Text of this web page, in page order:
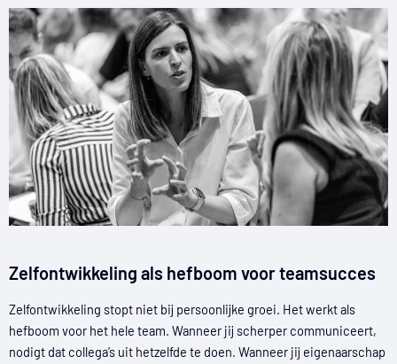
Zelfontwikkeling als hefboom voor teamsucces
Zelfontwikkeling stopt niet bij persoonlijke groei. Het werkt als
hefboom voor het hele team. Wanneer jij scherper communiceert,
nodigt dat collega’s uit hetzelfde te doen. Wanneer jij eigenaarschap